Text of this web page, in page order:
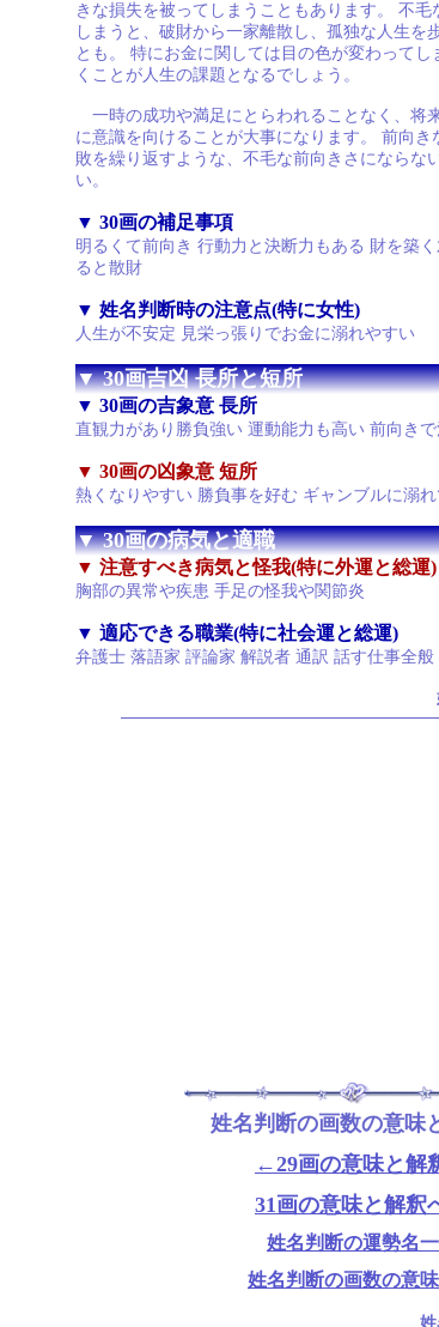
きな損失を被ってしまうこともあります。 不
しまうと、破財から一家離散し、孤独な人生を
とも。 特にお金に関しては目の色が変わって
くことが人生の課題となるでしょう。
一時の成功や満足にとらわれることなく、将
に意識を向けることが大事になります。 前向
敗を繰り返すような、不毛な前向きさにならな
い。
▼ 30画の補足事項
明るくて前向き 行動力と決断力もある 財を築
ると散財
▼ 姓名判断時の注意点(特に女性)
人生が不安定 見栄っ張りでお金に溺れやすい
▼ 30画吉凶 長所と短所
▼ 30画の吉象意 長所
直観力があり勝負強い 運動能力も高い 前向き
▼ 30画の凶象意 短所
熱くなりやすい 勝負事を好む ギャンブルに溺
▼ 30画の病気と適職
▼ 注意すべき病気と怪我(特に外運と総運)
胸部の異常や疾患 手足の怪我や関節炎
▼ 適応できる職業(特に社会運と総運)
弁護士 落語家 評論家 解説者 通訳 話す仕事全般
姓名判断の画数の意味
←29画の意味と解
31画の意味と解
姓名判断の運勢名
姓名判断の画数の意